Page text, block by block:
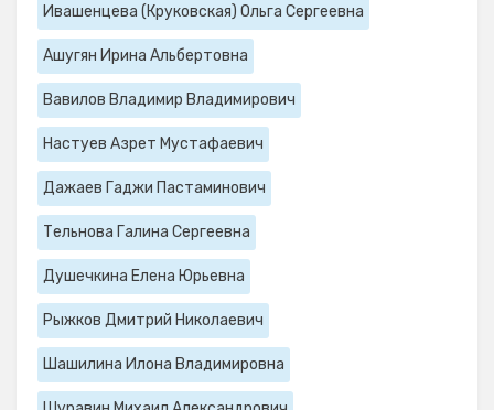
Ивашенцева (Круковская) Ольга Сергеевна
Ашугян Ирина Альбертовна
Вавилов Владимир Владимирович
Настуев Азрет Мустафаевич
Дажаев Гаджи Пастаминович
Тельнова Галина Сергеевна
Душечкина Елена Юрьевна
Рыжков Дмитрий Николаевич
Шашилина Илона Владимировна